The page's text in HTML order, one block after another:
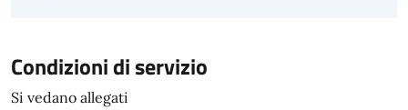
Condizioni di servizio
Si vedano allegati